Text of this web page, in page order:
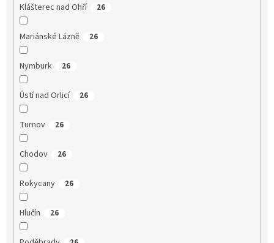
Klášterec nad Ohří 26
Mariánské Lázně 26
Nymburk 26
Ústí nad Orlicí 26
Turnov 26
Chodov 26
Rokycany 26
Hlučín 26